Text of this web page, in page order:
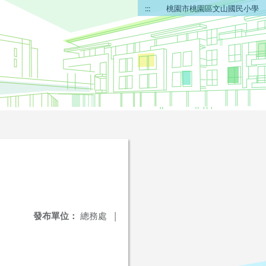
::: 桃園市桃園區文山國民小學
發布單位： 總務處 |